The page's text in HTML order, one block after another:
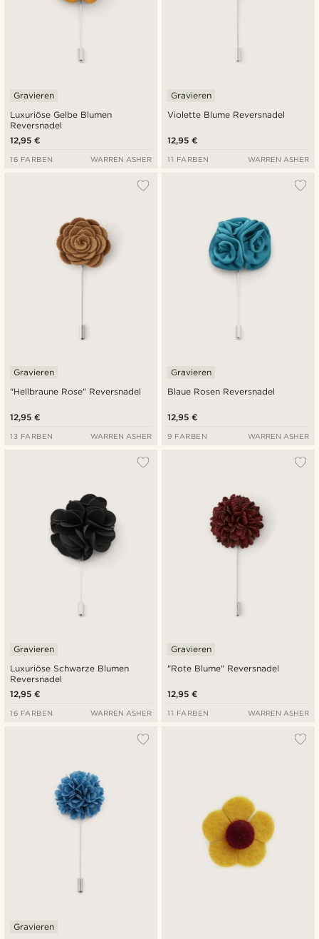
Luxuriöse Gelbe Blumen
Reversnadel
Gravieren
12,95 €
16 FARBEN WARREN ASHER
Violette Blume Reversnadel
Gravieren
12,95 €
11 FARBEN WARREN ASHER
"Hellbraune Rose" Reversnadel
Gravieren
12,95 €
13 FARBEN WARREN ASHER
Blaue Rosen Reversnadel
Gravieren
12,95 €
9 FARBEN WARREN ASHER
Luxuriöse Schwarze Blumen
Reversnadel
Gravieren
12,95 €
16 FARBEN WARREN ASHER
"Rote Blume" Reversnadel
Gravieren
12,95 €
11 FARBEN WARREN ASHER
Gravieren